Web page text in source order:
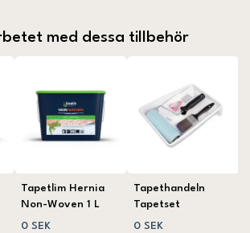
med dessa tillbehör
Tapetlim Hernia
Non-Woven 1 L
0 SEK
Tapethandeln
Tapetset
0 SEK